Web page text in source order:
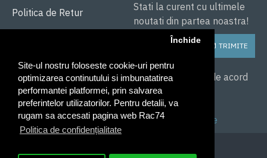
Site-ul nostru foloseste cookie-uri pentru
optimizarea continutului si imbunatatirea
performantei platformei, prin salvarea
preferintelor utilizatorilor. Pentru detalii, va
rugam sa accesati pagina web Rac74
Politica de confidențialitate
Închide
Politica de Retur
ANPC
Service și Garanție
Stati la curent cu ultimele
noutati din partea noastra!
TRIMITE
Am citit și sunt de acord
cu
Politica de
confidentialitate